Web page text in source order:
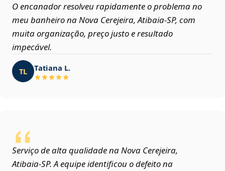
O encanador resolveu rapidamente o problema no
meu banheiro na Nova Cerejeira, Atibaia‑SP, com
muita organização, preço justo e resultado
impecável.
TL Tatiana L.
Serviço de alta qualidade na Nova Cerejeira,
Atibaia‑SP. A equipe identificou o defeito na